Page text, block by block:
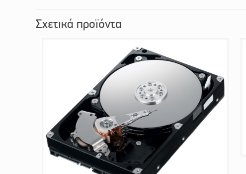
Σχετικά προϊόντα